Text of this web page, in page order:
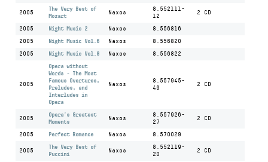
2005
The Very Best of
Mozart
Naxos
8.552111-
12
2 CD
2005 Night Music 2 Naxos
8.556816
2005
Night Music Vol.6 Naxos
8.556820
2005
Night Music Vol.8 Naxos 8.556822
2005
Opera without
Words - The Most
Famous Overtures,
Preludes, and
Interludes in
Opera
Naxos
8.557945-
46
2 CD
2005
Opera's Greatest
Moments
Naxos
8.557926-
27
2 CD
2005 Perfect Romance Naxos 8.570029
2005
The Very Best of
Puccini
Naxos
8.552119-
20
2 CD